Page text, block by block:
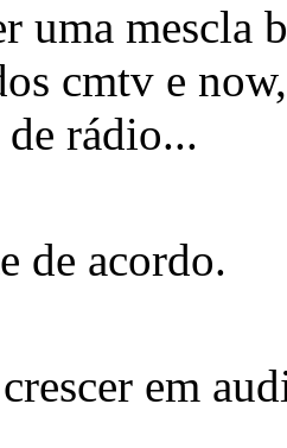
uma mescla
cmtv e
rádio...
de acordo.
em